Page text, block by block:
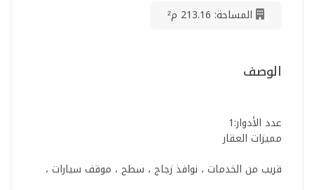
المساحة: 213.16 م²
الوصف
عدد الأدوار:1
مميزات العقار
قريب من الخدمات ، نوافذ زجاج ، سطح ، موقف سيارات ،